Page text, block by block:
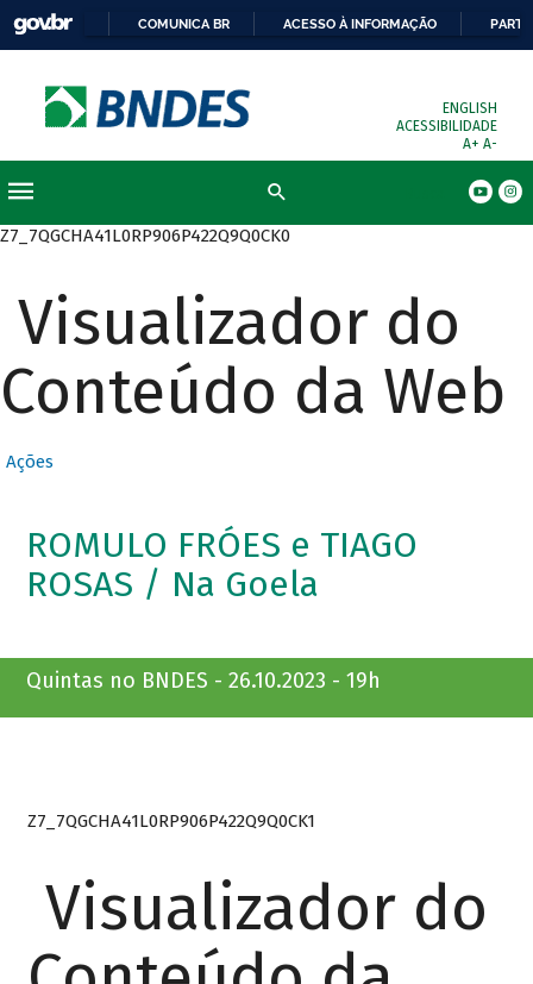
COMUNICA BR ACESSO À INFORMAÇÃO
ENGLISH
ACESSIBILIDADE
A+ A-
Z7_7QGCHA41L0RP906P422Q9Q0CK0
Visualizador do
Conteúdo da Web
Ações
ROMULO FRÓES e TIAGO
ROSAS / Na Goela
Quintas no BNDES - 26.10.2023 - 19h
Z7_7QGCHA41L0RP906P422Q9Q0CK1
Visualizador do